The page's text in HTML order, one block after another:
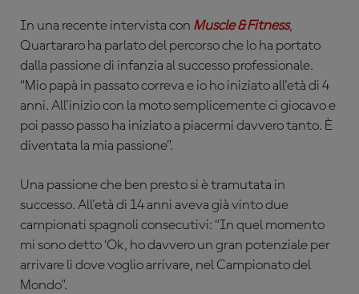
In una recente intervista con Muscle & Fitness,
Quartararo ha parlato del percorso che lo ha portato
dalla passione di infanzia al successo professionale.
“Mio papà in passato correva e io ho iniziato all'età di 4
anni. All'inizio con la moto semplicemente ci giocavo e
poi passo passo ha iniziato a piacermi davvero tanto. È
diventata la mia passione”.
Una passione che ben presto si è tramutata in
successo. All'età di 14 anni aveva già vinto due
campionati spagnoli consecutivi: “In quel momento
mi sono detto ‘Ok, ho davvero un gran potenziale per
arrivare lì dove voglio arrivare, nel Campionato del
Mondo".